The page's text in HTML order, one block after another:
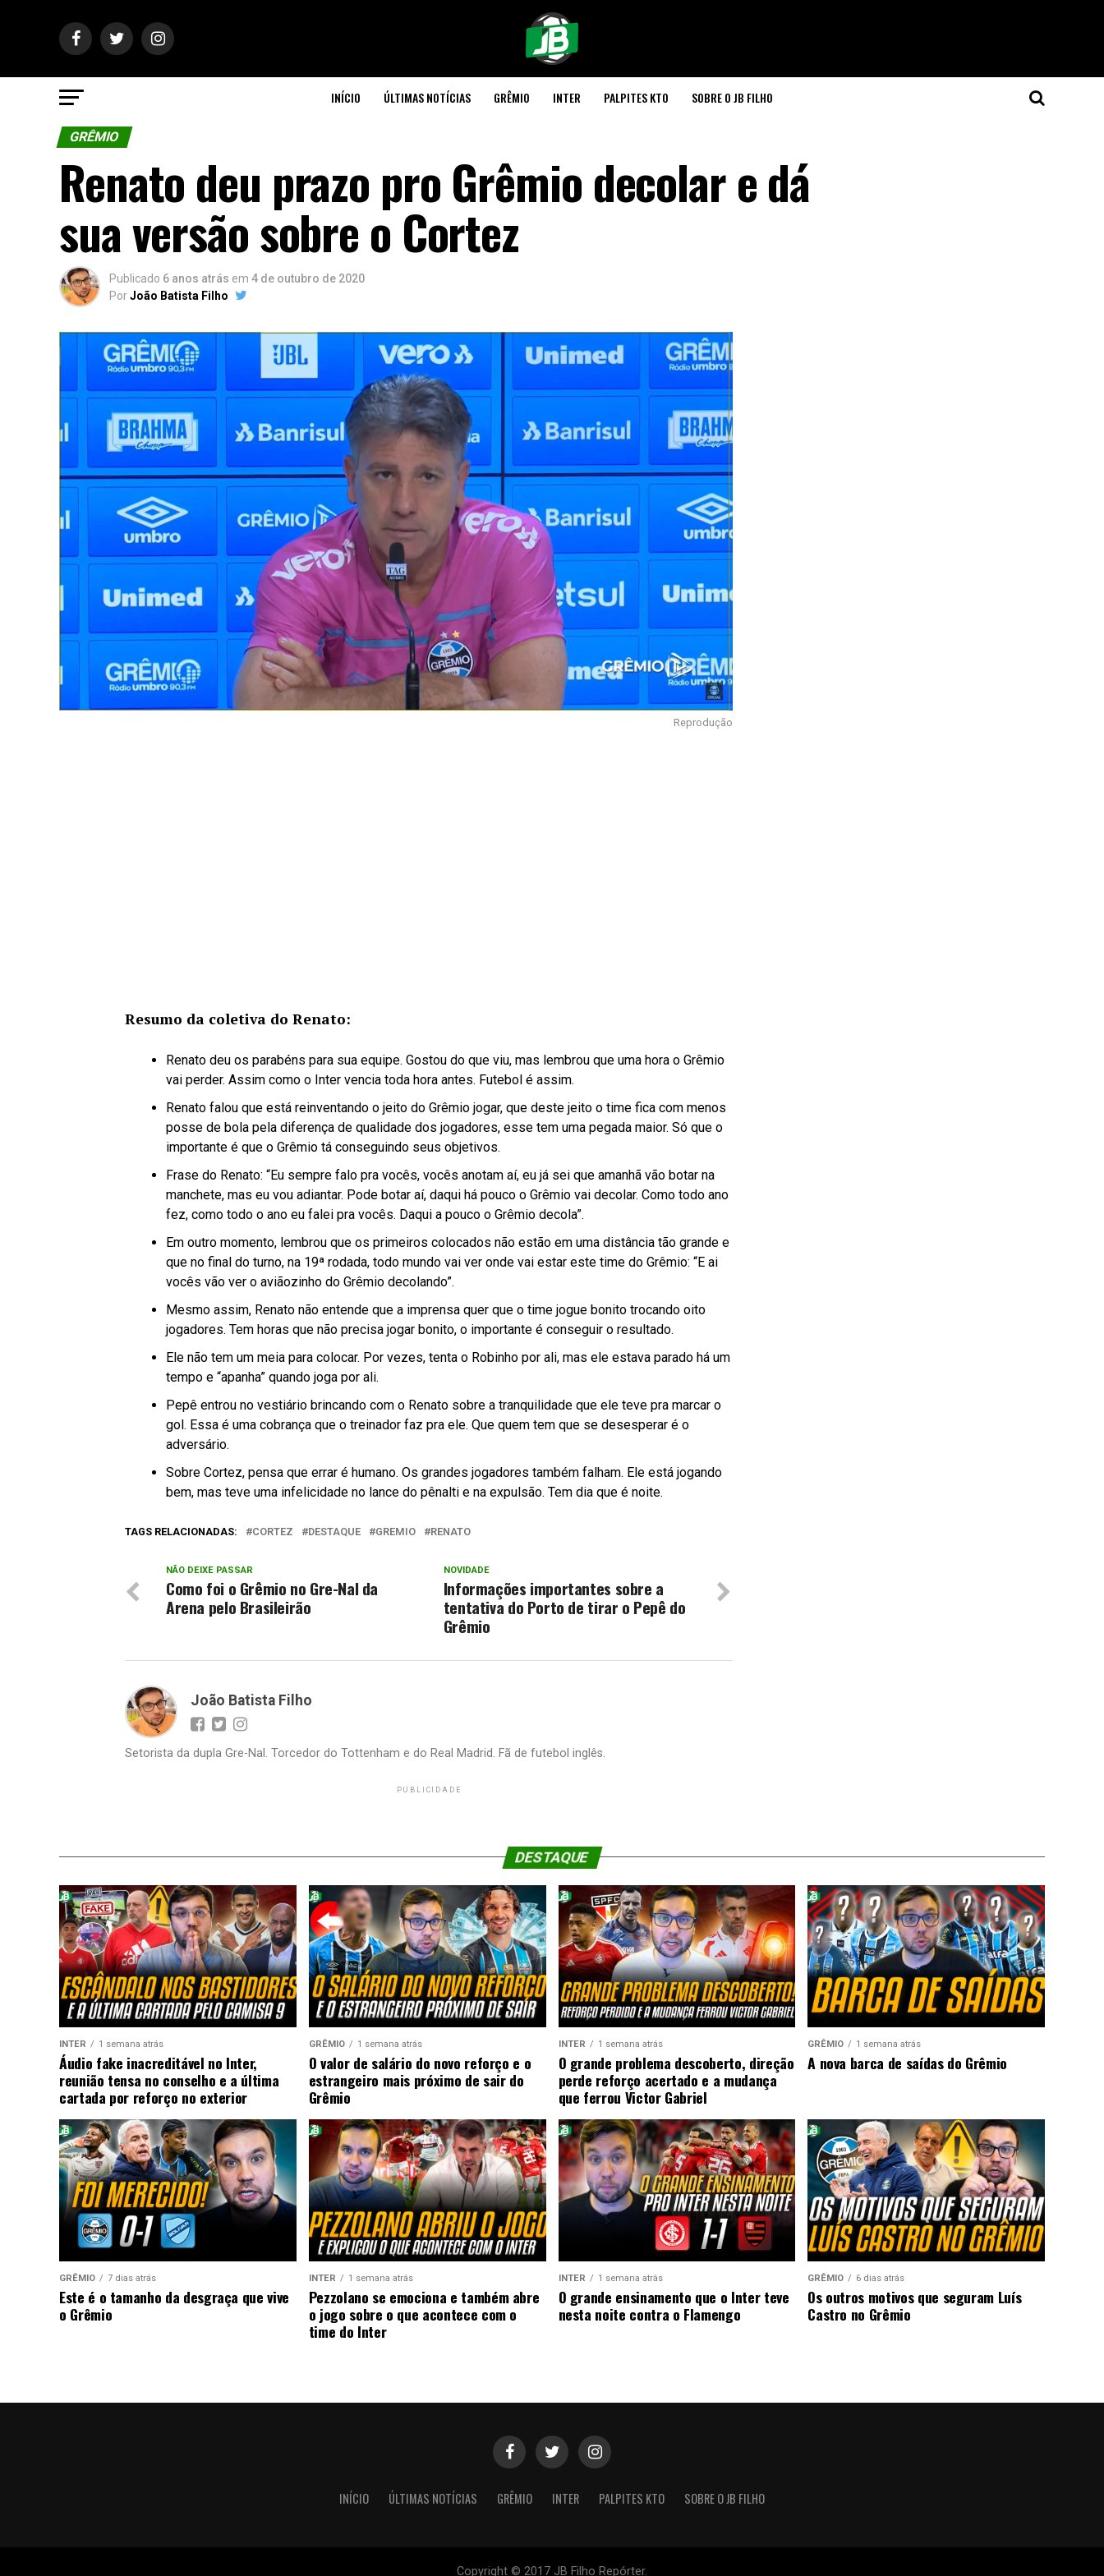
INÍCIO ÚLTIMAS NOTÍCIAS GRÊMIO INTER PALPITES KTO SOBRE O JB FILHO
GRÊMIO
Renato deu prazo pro Grêmio decolar e dá
sua versão sobre o Cortez
Publicado 6 anos atrás em 4 de outubro de 2020
PorJoão Batista Filho
Reprodução
Resumo da coletiva do Renato:
Renato deu os parabéns para sua equipe. Gostou do que viu, mas lembrou que uma hora o Grêmio
vai perder. Assim como o Inter vencia toda hora antes. Futebol é assim.
Renato falou que está reinventando o jeito do Grêmio jogar, que deste jeito o time fica com menos
posse de bola pela diferença de qualidade dos jogadores, esse tem uma pegada maior. Só que o
importante é que o Grêmio tá conseguindo seus objetivos.
Frase do Renato: “Eu sempre falo pra vocês, vocês anotam aí, eu já sei que amanhã vão botar na
manchete, mas eu vou adiantar. Pode botar aí, daqui há pouco o Grêmio vai decolar. Como todo ano
fez, como todo o ano eu falei pra vocês. Daqui a pouco o Grêmio decola”.
Em outro momento, lembrou que os primeiros colocados não estão em uma distância tão grande e
que no final do turno, na 19ª rodada, todo mundo vai ver onde vai estar este time do Grêmio: “E ai
vocês vão ver o aviãozinho do Grêmio decolando”.
Mesmo assim, Renato não entende que a imprensa quer que o time jogue bonito trocando oito
jogadores. Tem horas que não precisa jogar bonito, o importante é conseguir o resultado.
Ele não tem um meia para colocar. Por vezes, tenta o Robinho por ali, mas ele estava parado há um
tempo e “apanha” quando joga por ali.
Pepê entrou no vestiário brincando com o Renato sobre a tranquilidade que ele teve pra marcar o
gol. Essa é uma cobrança que o treinador faz pra ele. Que quem tem que se desesperar é o
adversário.
Sobre Cortez, pensa que errar é humano. Os grandes jogadores também falham. Ele está jogando
bem, mas teve uma infelicidade no lance do pênalti e na expulsão. Tem dia que é noite.
TAGS RELACIONADAS: CORTEZ DESTAQUE GREMIO RENATO
NOVIDADE
Informações importantes sobre a
tentativa do Porto de tirar o Pepê do
Grêmio
NÃO DEIXE PASSAR
Como foi o Grêmio no Gre-Nal da
Arena pelo Brasileirão
João Batista Filho
Setorista da dupla Gre-Nal. Torcedor do Tottenham e do Real Madrid. Fã de futebol inglês.
PUBLICIDADE
DESTAQUE
INTER 1 semana atrás
Áudio fake inacreditável no Inter,
reunião tensa no conselho e a última
cartada por reforço no exterior
GRÊMIO 1 semana atrás
O valor de salário do novo reforço e o
estrangeiro mais próximo de sair do
Grêmio
INTER 1 semana atrás
O grande problema descoberto, direção
perde reforço acertado e a mudança
que ferrou Victor Gabriel
GRÊMIO 1 semana atrás
A nova barca de saídas do Grêmio
GRÊMIO 7 dias atrás
Este é o tamanho da desgraça que vive
o Grêmio
INTER 1 semana atrás
Pezzolano se emociona e também abre
o jogo sobre o que acontece com o
time do Inter
INTER 1 semana atrás
O grande ensinamento que o Inter teve
nesta noite contra o Flamengo
GRÊMIO 6 dias atrás
Os outros motivos que seguram Luís
Castro no Grêmio
INÍCIO ÚLTIMAS NOTÍCIAS GRÊMIO INTER PALPITES KTO SOBRE O JB FILHO
Copyright © 2017 JB Filho Repórter.